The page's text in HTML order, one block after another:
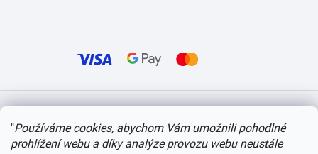
"Používáme cookies, abychom Vám umožnili pohodlné
prohlížení webu a díky analýze provozu webu neustále